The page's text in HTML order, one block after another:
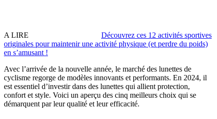
A LIRE
Découvrez ces 12 activités sportives
originales pour maintenir une activité physique (et perdre du poids)
en sʼamusant !
Avec l’arrivée de la nouvelle année, le marché des lunettes de
cyclisme regorge de modèles innovants et performants. En 2024, il
est essentiel d’investir dans des lunettes qui allient protection,
confort et style. Voici un aperçu des cinq meilleurs choix qui se
démarquent par leur qualité et leur efficacité.